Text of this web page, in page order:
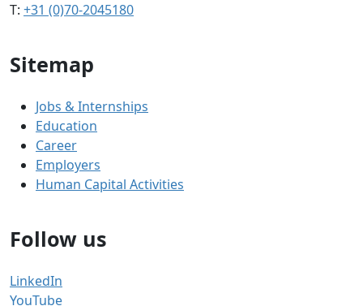
T: +31 (0)70-2045180
Sitemap
Jobs & Internships
Education
Career
Employers
Human Capital Activities
Follow us
LinkedIn
YouTube